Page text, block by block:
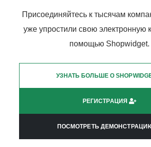
Присоединяйтесь к тысячам
уже упростили свою электронную
помощью Shopwidget.
УЗНАТЬ БОЛЬШЕ О
РЕГИСТРАЦИЯ
ПОСМОТРЕТЬ